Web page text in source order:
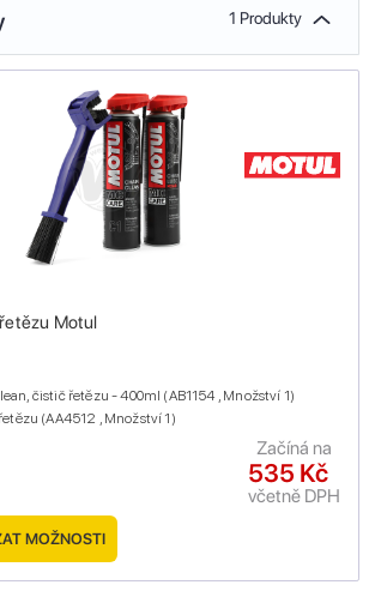
1 Produkty
Motul
čistič řetězu - 400ml (AB1154 , Množství 1)
(AA4512 , Množství 1)
535 Kč
včetně DPH
Začíná na
MOŽNOSTI